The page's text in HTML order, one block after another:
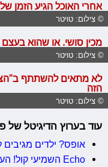
אחרי האוכל הגיע הזמן
© צילום: טויטר
מכין סושי. או שהוא בעצם
© צילום: טויטר
לא מתאים להשתתף
הזה
© צילום: טויטר
עוד בערוץ הדיגיטל של
אופס? ילדים
Echo השמיעי קול! העוזרת הקולית החדשה של אמזון